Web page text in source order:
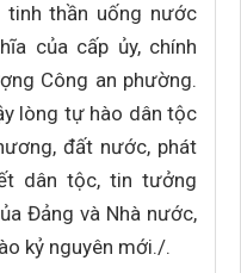
thần uống nước
của cấp ủy, chính
Công an phường.
lòng tự hào dân tộc
đất nước, phát
dân tộc, tin tưởng
Đảng và Nhà nước,
kỷ nguyên mới./.